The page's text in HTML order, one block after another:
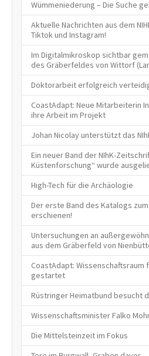
Wümmeniederung – Die Suche
Aktuelle Nachrichten aus dem
Tiktok und Instagram!
Im Digitalmikroskop sichtbar
des Gräberfeldes von Wittorf
Doktorarbeit erfolgreich
CoastAdapt: Neue Mitarbeiterin
ihre Arbeit im Projekt
Johan Nicolay unterstützt das
Ein neuer Band der NIhK-
Küstenforschung“ wurde
High-Tech für die Archäologie
Der erste Band des Katalogs
erschienen!
Untersuchungen an
aus dem Gräberfeld von
CoastAdapt: Wissenschaftsraum
gestartet
Rüstringer Heimatbund besucht
Wissenschaftsminister Falko
Die Mittelsteinzeit im Fokus